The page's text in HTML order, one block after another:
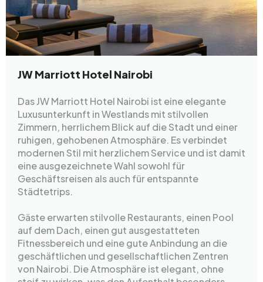
JW Marriott Hotel Nairobi
Das JW Marriott Hotel Nairobi ist eine elegante
Luxusunterkunft in Westlands mit stilvollen
Zimmern, herrlichem Blick auf die Stadt und einer
ruhigen, gehobenen Atmosphäre. Es verbindet
modernen Stil mit herzlichem Service und ist damit
eine ausgezeichnete Wahl sowohl für
Geschäftsreisen als auch für entspannte
Städtetrips.
Gäste erwarten stilvolle Restaurants, einen Pool
auf dem Dach, einen gut ausgestatteten
Fitnessbereich und eine gute Anbindung an die
geschäftlichen und gesellschaftlichen Zentren
von Nairobi. Die Atmosphäre ist elegant, ohne